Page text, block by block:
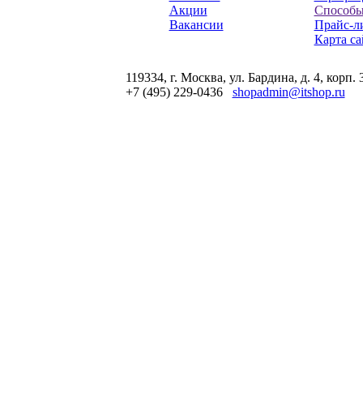
Акции
Вакансии
Прайс-
Карта
119334, г. Москва, ул. Бардина, д. 4, корп.
+7 (495) 229-0436 shopadmin@itshop.ru